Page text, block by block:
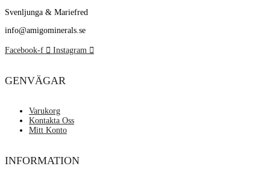
Svenljunga & Mariefred
info@amigominerals.se
Facebook-f Instagram
GENVÄGAR
Varukorg
Kontakta Oss
Mitt Konto
INFORMATION